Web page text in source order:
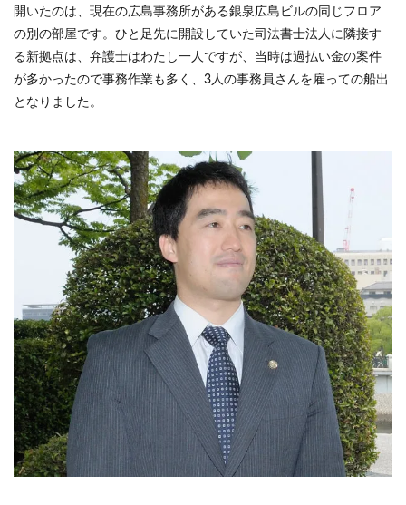
開いたのは、現在の広島事務所がある銀泉広島ビルの同じフロア
の別の部屋です。ひと足先に開設していた司法書士法人に隣接す
る新拠点は、弁護士はわたし一人ですが、当時は過払い金の案件
が多かったので事務作業も多く、3人の事務員さんを雇っての船出
となりました。